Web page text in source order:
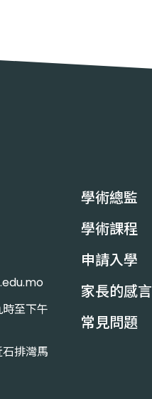
至下午
排灣馬
學術總監
學術課程
申請入學
家長的感言
常見問題